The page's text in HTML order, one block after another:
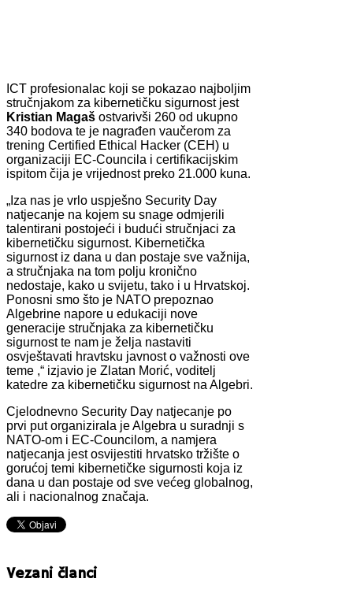
ICT profesionalac koji se pokazao najboljim
stručnjakom za kibernetičku sigurnost jest
Kristian Magaš ostvarivši 260 od ukupno
340 bodova te je nagrađen vaučerom za
trening Certified Ethical Hacker (CEH) u
organizaciji EC-Councila i certifikacijskim
ispitom čija je vrijednost preko 21.000 kuna.
„Iza nas je vrlo uspješno Security Day
natjecanje na kojem su snage odmjerili
talentirani postojeći i budući stručnjaci za
kibernetičku sigurnost. Kibernetička
sigurnost iz dana u dan postaje sve važnija,
a stručnjaka na tom polju kronično
nedostaje, kako u svijetu, tako i u Hrvatskoj.
Ponosni smo što je NATO prepoznao
Algebrine napore u edukaciji nove
generacije stručnjaka za kibernetičku
sigurnost te nam je želja nastaviti
osvještavati hravtsku javnost o važnosti ove
teme ,“ izjavio je Zlatan Morić, voditelj
katedre za kibernetičku sigurnost na Algebri.
Cjelodnevno Security Day natjecanje po
prvi put organizirala je Algebra u suradnji s
NATO-om i EC-Councilom, a namjera
natjecanja jest osvijestiti hrvatsko tržište o
gorućoj temi kibernetičke sigurnosti koja iz
dana u dan postaje od sve većeg globalnog,
ali i nacionalnog značaja.
Vezani članci